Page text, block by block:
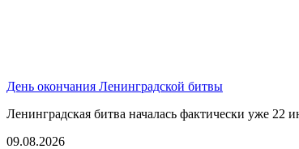
День окончания Ленинградской битвы
Ленинградская битва началась фактически уже 22
09.08.2026